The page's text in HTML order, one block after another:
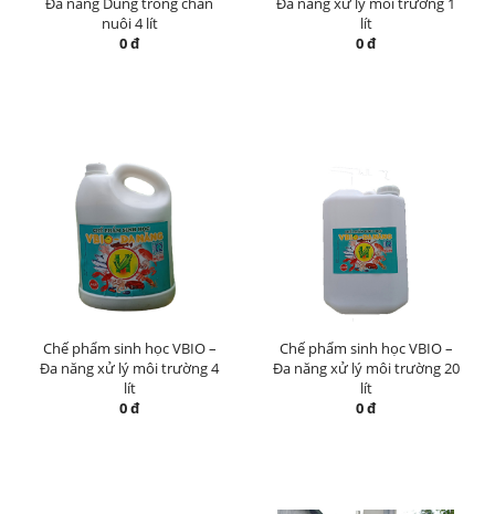
nuôi 4 lít
0 đ
lít
0 đ
Chế phẩm sinh học VBIO –
Đa năng xử lý môi trường 4
lít
0 đ
Chế phẩm sinh học VBIO –
Đa năng xử lý môi trường 20
lít
0 đ